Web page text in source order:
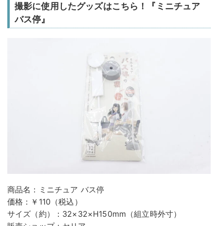
撮影に使用したグッズはこちら！『ミニチュア
バス停』
商品名：ミニチュア バス停
価格：￥110（税込）
サイズ（約）：32×32×H150mm（組立時外寸）